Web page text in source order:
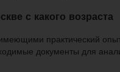
с какого возраста
практический
документы для